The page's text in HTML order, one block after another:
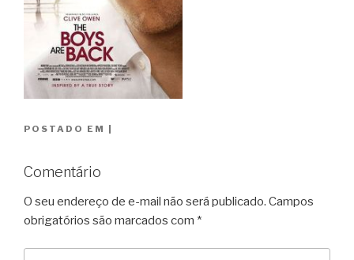
POSTADO EM
Comentário
O seu endereço de e-mail não será publicado. Campos
obrigatórios são marcados com *